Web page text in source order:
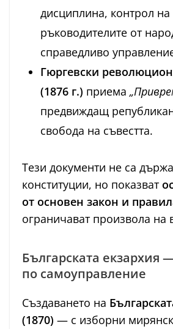
дисциплина, контрол на
ръководителите от
справедливо
Гюргевски
(1876 г.) приема
предвиждащ
свобода на съвестта.
Тези документи не са
конституции, но показват
от основен закон и
ограничават произвола на
Българската екзархия
по самоуправление
Създаването на
(1870) — с изборни